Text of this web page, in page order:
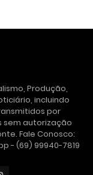
Produção,
incluindo
por
sem autorização
Fale Conosco:
- (69) 99940-7819